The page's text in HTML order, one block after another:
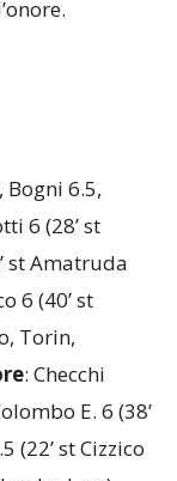
Bogni 6.5,
6 (28’ st
Amatruda
(40’ st
Torin,
: Checchi
E. 6 (38’